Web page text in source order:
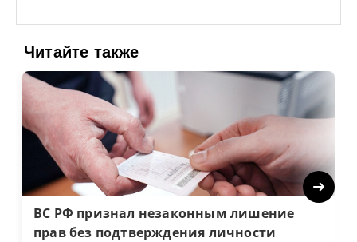
Читайте также
ВС РФ признал незаконным лишение
прав без подтверждения личности
Next